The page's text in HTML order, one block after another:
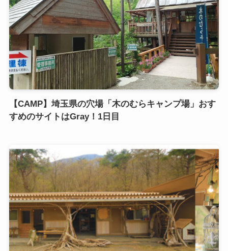
【CAMP】埼玉県の穴場「木のむらキャンプ場」おす
すめのサイトはGray！1日目